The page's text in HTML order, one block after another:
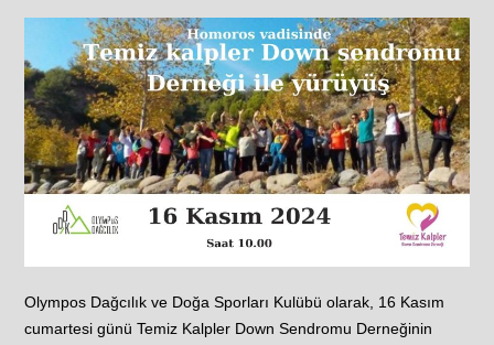
Olympos Dağcılık ve Doğa Sporları Kulübü olarak, 16 Kasım
cumartesi günü Temiz Kalpler Down Sendromu Derneğinin